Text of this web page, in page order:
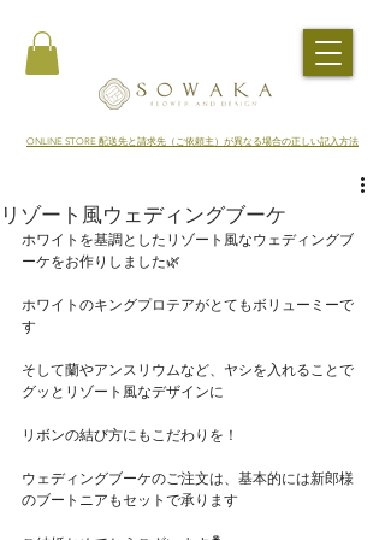
​ONLINE STORE 配送先と請求先（ご依頼主）が異なる場合の正しい記入方法
リゾート風ウェディングブーケ
ホワイトを基調としたリゾート風なウェディングブ
ーケをお作りしました🌿
ホワイトのキングプロテアがとてもボリューミーで
す
そして蘭やアンスリウムなど、ヤシを入れることで
グッとリゾート風なデザインに
リボンの結び方にもこだわりを！
ウェディングブーケのご注文は、基本的には新郎様
のブートニアもセットで承ります